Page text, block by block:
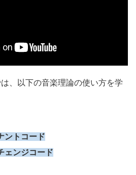
は、以下の音楽理論の使い方を学
ントコード
ェンジコード